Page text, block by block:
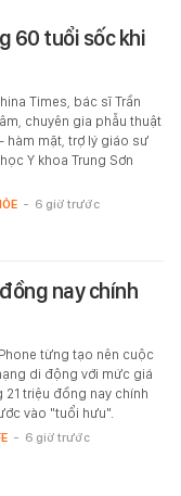
60 tuổi sốc khi
Times, bác sĩ Trần
chuyên gia phẫu thuật
hàm mặt, trợ lý giáo sư
Y khoa Trung Sơn
- 6 giờ trước
nay chính
từng tạo nên cuộc
di động với mức giá
21 triệu đồng nay chính
vào "tuổi hưu".
- 6 giờ trước